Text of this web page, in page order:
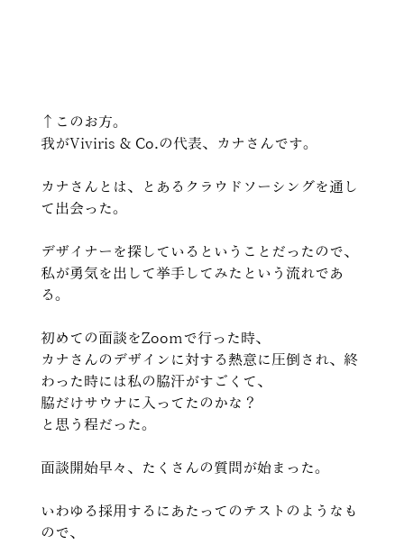
↑このお方。
我がViviris & Co.の代表、カナさんです。
カナさんとは、とあるクラウドソーシングを通し
て出会った。
デザイナーを探しているということだったので、
私が勇気を出して挙手してみたという流れであ
る。
初めての面談をZoomで行った時、
カナさんのデザインに対する熱意に圧倒され、終
わった時には私の脇汗がすごくて、
脇だけサウナに入ってたのかな？
と思う程だった。
面談開始早々、たくさんの質問が始まった。
いわゆる採用するにあたってのテストのようなも
ので、